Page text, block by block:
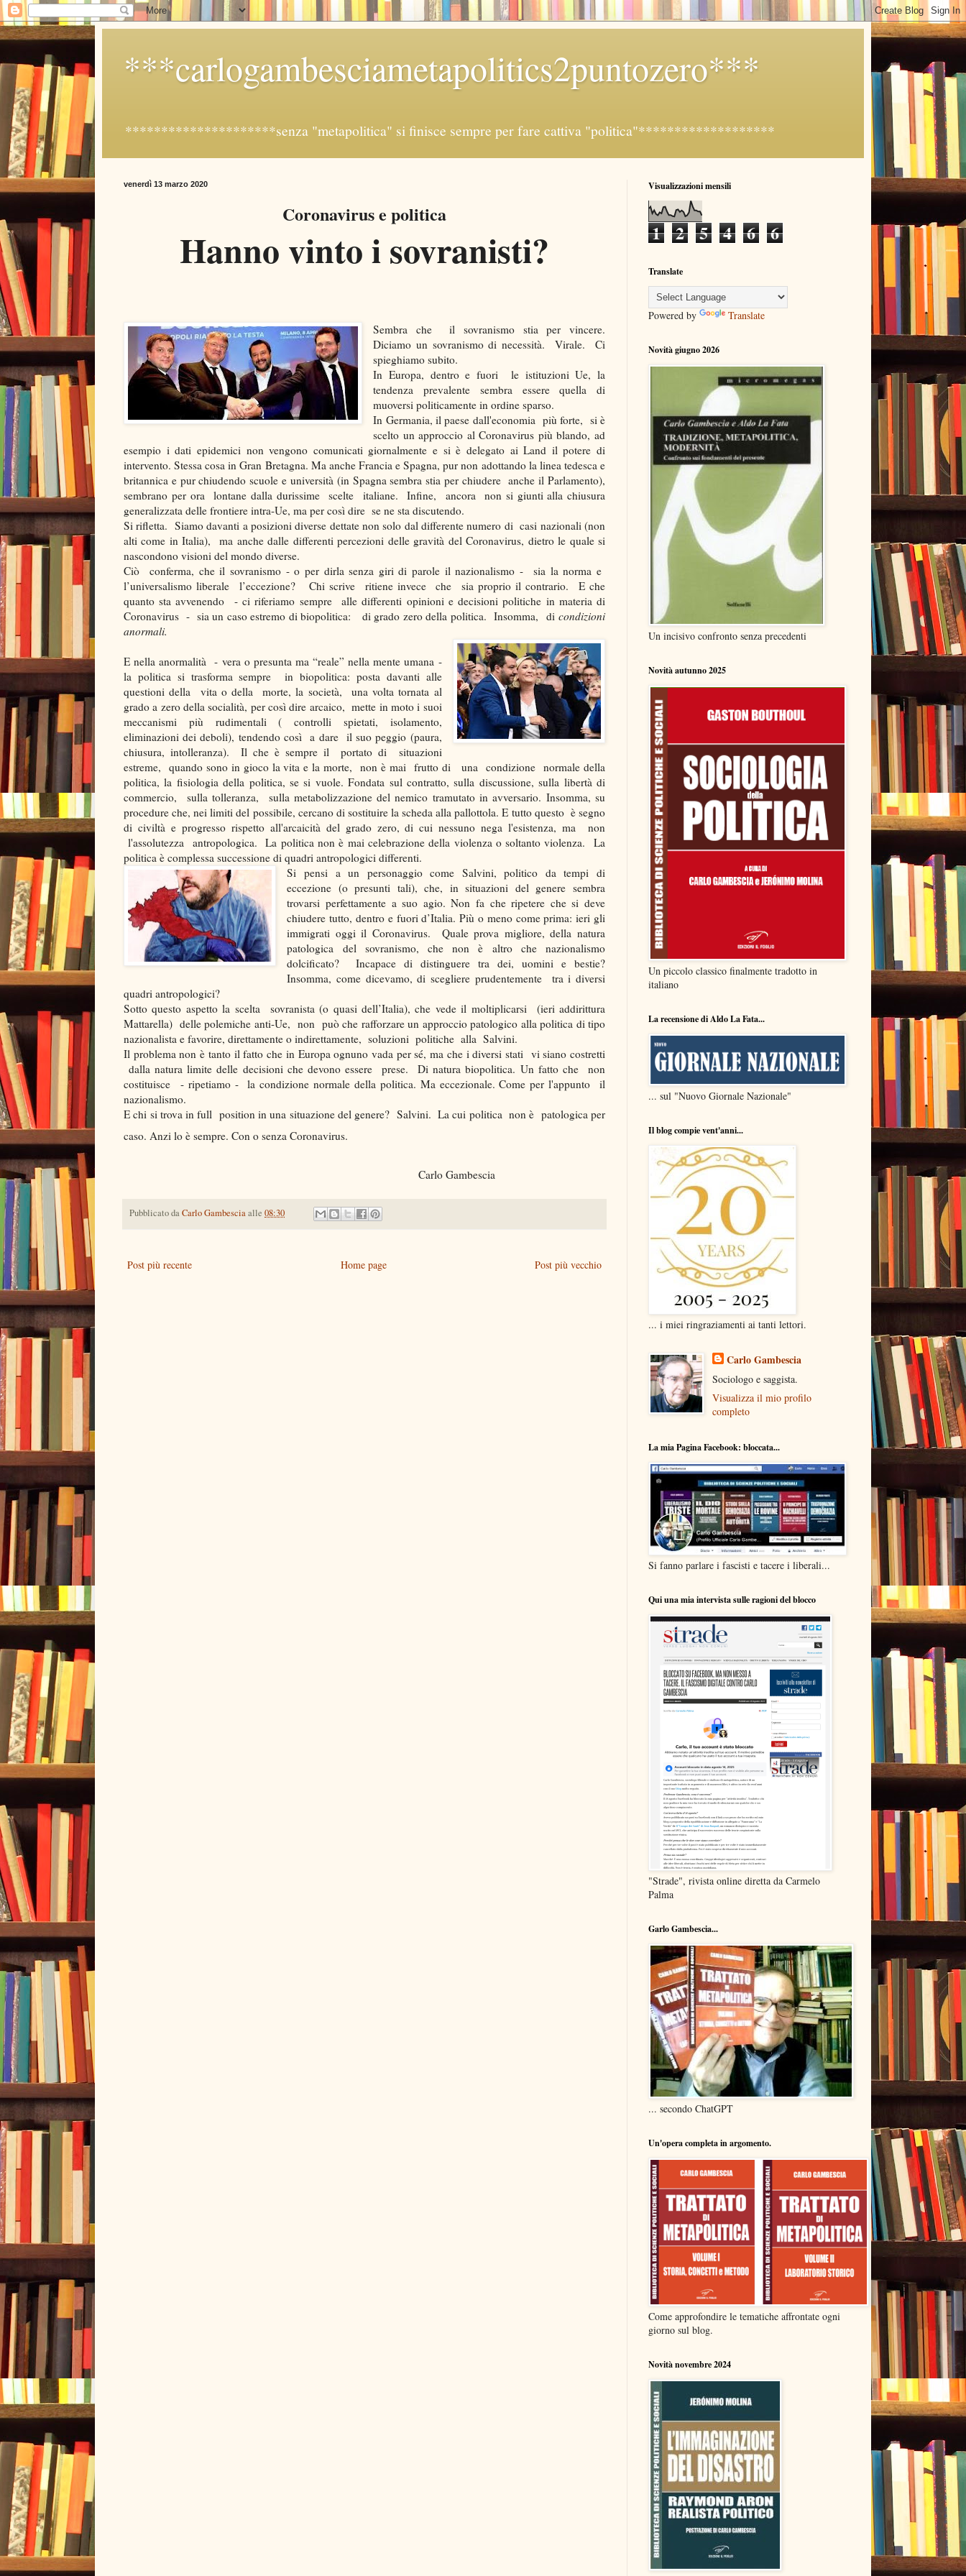
***carlogambesciametapolitics2puntozero***
*********************senza "metapolitica" si finisce sempre per fare cattiva "politica"*******************
venerdì 13 marzo 2020
Coronavirus e politica
Hanno vinto i sovranisti?
Sembra che il sovranismo stia per vincere.
Diciamo un sovranismo di necessità. Virale. Ci
spieghiamo subito.
In Europa, dentro e fuori le istituzioni Ue, la
tendenza prevalente sembra essere quella di
muoversi politicamente in ordine sparso.
In Germania, il paese dall'economia più forte, si è
scelto un approccio al Coronavirus più blando, ad
esempio i dati epidemici non vengono comunicati giornalmente e si è delegato ai Land il potere di
intervento. Stessa cosa in Gran Bretagna. Ma anche Francia e Spagna, pur non adottando la linea tedesca e
britannica e pur chiudendo scuole e università (in Spagna sembra stia per chiudere anche il Parlamento),
sembrano per ora lontane dalla durissime scelte italiane. Infine, ancora non si giunti alla chiusura
generalizzata delle frontiere intra-Ue, ma per così dire se ne sta discutendo.
Si rifletta. Siamo davanti a posizioni diverse dettate non solo dal differente numero di casi nazionali (non
alti come in Italia), ma anche dalle differenti percezioni delle gravità del Coronavirus, dietro le quale si
nascondono visioni del mondo diverse.
Ciò conferma, che il sovranismo - o per dirla senza giri di parole il nazionalismo - sia la norma e
l’universalismo liberale l’eccezione? Chi scrive ritiene invece che sia proprio il contrario. E che
quanto sta avvenendo - ci riferiamo sempre alle differenti opinioni e decisioni politiche in materia di
Coronavirus - sia un caso estremo di biopolitica: di grado zero della politica. Insomma, di condizioni
anormali.
E nella anormalità - vera o presunta ma “reale” nella mente umana -
la politica si trasforma sempre in biopolitica: posta davanti alle
questioni della vita o della morte, la società, una volta tornata al
grado a zero della socialità, per così dire arcaico, mette in moto i suoi
meccanismi più rudimentali ( controlli spietati, isolamento,
eliminazioni dei deboli), tendendo così a dare il suo peggio (paura,
chiusura, intolleranza). Il che è sempre il portato di situazioni
estreme, quando sono in gioco la vita e la morte, non è mai frutto di una condizione normale della
politica, la fisiologia della politica, se si vuole. Fondata sul contratto, sulla discussione, sulla libertà di
commercio, sulla tolleranza, sulla metabolizzazione del nemico tramutato in avversario. Insomma, su
procedure che, nei limiti del possibile, cercano di sostituire la scheda alla pallottola. E tutto questo è segno
di civiltà e progresso rispetto all'arcaicità del grado zero, di cui nessuno nega l'esistenza, ma non
l'assolutezza antropologica. La politica non è mai celebrazione della violenza o soltanto violenza. La
politica è complessa successione di quadri antropologici differenti.
Si pensi a un personaggio come Salvini, politico da tempi di
eccezione (o presunti tali), che, in situazioni del genere sembra
trovarsi perfettamente a suo agio. Non fa che ripetere che si deve
chiudere tutto, dentro e fuori d’Italia. Più o meno come prima: ieri gli
immigrati oggi il Coronavirus. Quale prova migliore, della natura
patologica del sovranismo, che non è altro che nazionalismo
dolcificato? Incapace di distinguere tra dei, uomini e bestie?
Insomma, come dicevamo, di scegliere prudentemente tra i diversi
quadri antropologici?
Sotto questo aspetto la scelta sovranista (o quasi dell’Italia), che vede il moltiplicarsi (ieri addirittura
Mattarella) delle polemiche anti-Ue, non può che rafforzare un approccio patologico alla politica di tipo
nazionalista e favorire, direttamente o indirettamente, soluzioni politiche alla Salvini.
Il problema non è tanto il fatto che in Europa ognuno vada per sé, ma che i diversi stati vi siano costretti
dalla natura limite delle decisioni che devono essere prese. Di natura biopolitica. Un fatto che non
costituisce - ripetiamo - la condizione normale della politica. Ma eccezionale. Come per l'appunto il
nazionalismo.
E chi si trova in full position in una situazione del genere? Salvini. La cui politica non è patologica per
caso. Anzi lo è sempre. Con o senza Coronavirus.
Carlo Gambescia
Pubblicato daCarlo Gambesciaalle 08:30
Post più recente Post più vecchio
Home page
Visualizzazioni mensili
1 2 5 4 6 6
Translate
Powered by Translate
Novità giugno 2026
Un incisivo confronto senza precedenti
Novità autunno 2025
Un piccolo classico finalmente tradotto in
italiano
La recensione di Aldo La Fata...
... sul "Nuovo Giornale Nazionale"
Il blog compie vent'anni...
... i miei ringraziamenti ai tanti lettori.
Carlo Gambescia
Sociologo e saggista.
Visualizza il mio profilo
completo
La mia Pagina Facebook: bloccata...
Si fanno parlare i fascisti e tacere i liberali...
Qui una mia intervista sulle ragioni del blocco
"Strade", rivista online diretta da Carmelo
Palma
Garlo Gambescia...
... secondo ChatGPT
Un'opera completa in argomento.
Come approfondire le tematiche affrontate ogni
giorno sul blog.
Novità novembre 2024